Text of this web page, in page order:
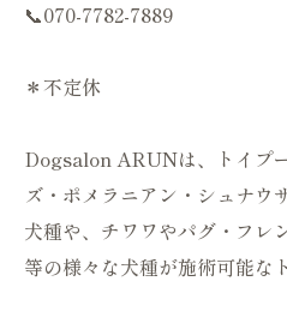
📞070-7782-7889
＊不定休
Dogsalon ARUNは、トイプ
ズ・ポメラニアン・シュナウ
犬種や、チワワやパグ・フレ
等の様々な犬種が施術可能な